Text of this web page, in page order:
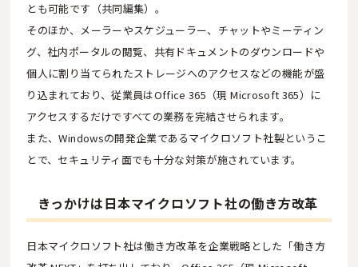
とも可能です（共同編集）。
そのほか、メーラーやスケジューラー、チャットやミーティン
グ、社内ポータルの閲覧、共有ドキュメントのダウンロードや
個人に割り当てられたストレージへのアクセスなどの機能が盛
り込まれており、従業員はOffice 365（現 Microsoft 365）に
アクセスするだけですべての業務を完結させられます。
また、Windowsの開発企業であるマイクロソフト社製というこ
とで、セキュリティ面でも十分な対策が施されています。
きっかけは日本マイクロソフト社の働き方改革
日本マイクロソフト社は働き方改革を企業戦略とした「働き方